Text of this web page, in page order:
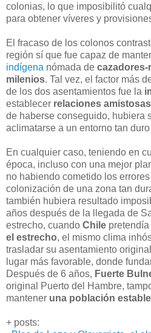
colonias, lo que imposibilitó
para obtener víveres y
El fracaso de los colonos
región sí que fue capaz de
indígena nómada de
milenios. Tal vez, el factor más
de los dos asentamientos fue la
establecer relaciones
de haberse conseguido, hubiera
aclimatarse a un entorno tan
En cualquier caso, teniendo en
época, incluso con una mejor
no habiendo cometido los
colonización de una zona tan
también hubiera resultado
años después de la llegada de
estrecho, cuando Chile
el estrecho, el mismo clima
trasladar su asentamiento
lugar más favorable, donde
Después de 6 años, Fuerte
original Puerto del Hambre,
mantener una población
+ posts: